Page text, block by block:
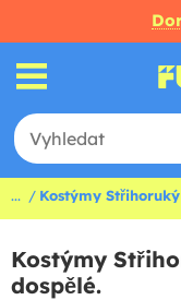
... Kostýmy
Kostýmy
dospělé.